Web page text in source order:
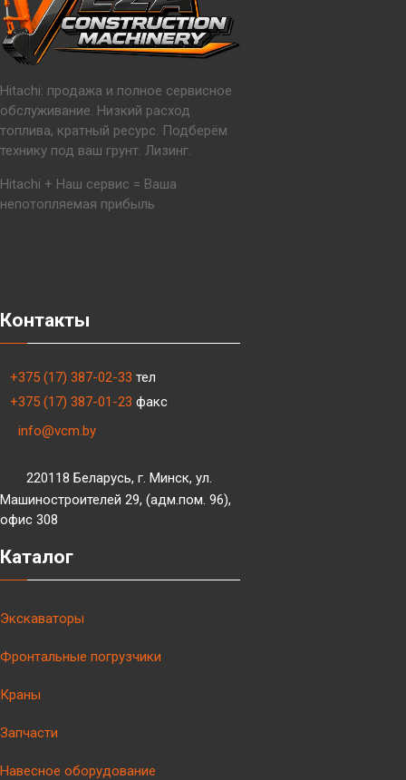
Hitachi: продажа и полное сервисное
обслуживание. Низкий расход
топлива, кратный ресурс. Подберём
технику под ваш грунт. Лизинг.
Hitachi + Наш сервис = Ваша
непотопляемая прибыль
Контакты
+375 (17) 387-02-33 тел
+375 (17) 387-01-23 факс
info@vcm.by
220118 Беларусь, г. Минск, ул.
Машиностроителей 29, (адм.пом. 96),
офис 308
Каталог
Экскаваторы
Фронтальные погрузчики
Краны
Запчасти
Навесное оборудование